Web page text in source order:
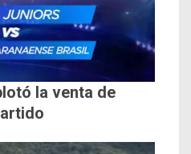
la venta de